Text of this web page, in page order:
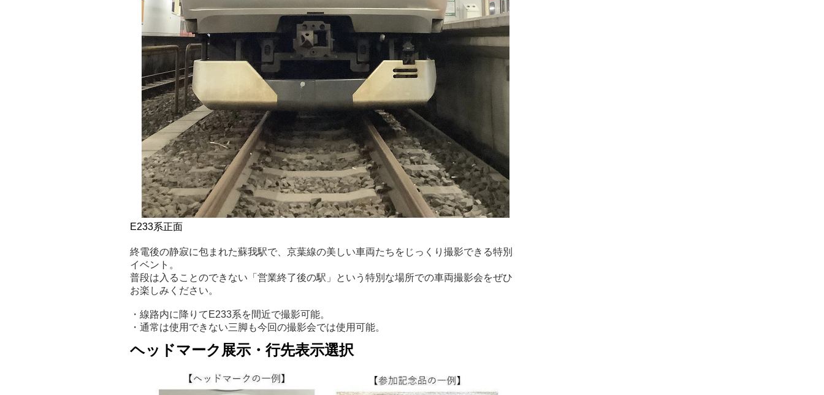
E233系正面
終電後の静寂に包まれた蘇我駅で、京葉線の美しい車両たちをじっくり撮影できる特別
イベント。
普段は入ることのできない「営業終了後の駅」という特別な場所での車両撮影会をぜひ
お楽しみください。
・線路内に降りてE233系を間近で撮影可能。
・通常は使用できない三脚も今回の撮影会では使用可能。
ヘッドマーク展示・行先表示選択